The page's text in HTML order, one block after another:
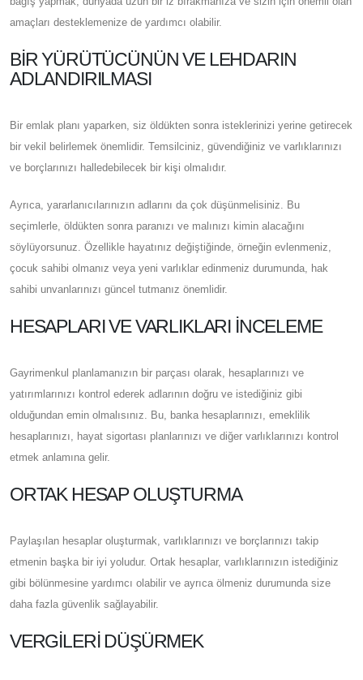
amaçları desteklemenize de yardımcı olabilir.
BIR YÜRÜTÜCÜNÜN VE LEHDARIN
ADLANDIRILMASI
Bir emlak planı yaparken, siz öldükten sonra isteklerinizi yerine getirecek
bir vekil belirlemek önemlidir. Temsilciniz, güvendiğiniz ve varlıklarınızı
ve borçlarınızı halledebilecek bir kişi olmalıdır.
Ayrıca, yararlanıcılarınızın adlarını da çok düşünmelisiniz. Bu
seçimlerle, öldükten sonra paranızı ve malınızı kimin alacağını
söylüyorsunuz. Özellikle hayatınız değiştiğinde, örneğin evlenmeniz,
çocuk sahibi olmanız veya yeni varlıklar edinmeniz durumunda, hak
sahibi unvanlarınızı güncel tutmanız önemlidir.
HESAPLARI VE VARLIKLARI İNCELEME
Gayrimenkul planlamanızın bir parçası olarak, hesaplarınızı ve
yatırımlarınızı kontrol ederek adlarının doğru ve istediğiniz gibi
olduğundan emin olmalısınız. Bu, banka hesaplarınızı, emeklilik
hesaplarınızı, hayat sigortası planlarınızı ve diğer varlıklarınızı kontrol
etmek anlamına gelir.
ORTAK HESAP OLUŞTURMA
Paylaşılan hesaplar oluşturmak, varlıklarınızı ve borçlarınızı takip
etmenin başka bir iyi yoludur. Ortak hesaplar, varlıklarınızın istediğiniz
gibi bölünmesine yardımcı olabilir ve ayrıca ölmeniz durumunda size
daha fazla güvenlik sağlayabilir.
VERGILERI DÜŞÜRMEK